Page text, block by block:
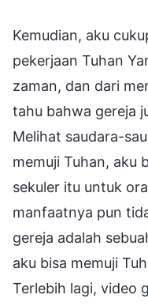
Kemudian, aku
pekerjaan Tuhan
zaman, dan dari
tahu bahwa gereja
Melihat saudara-
memuji Tuhan, aku
sekuler itu untuk
manfaatnya pun
gereja adalah
aku bisa memuji
Terlebih lagi, video